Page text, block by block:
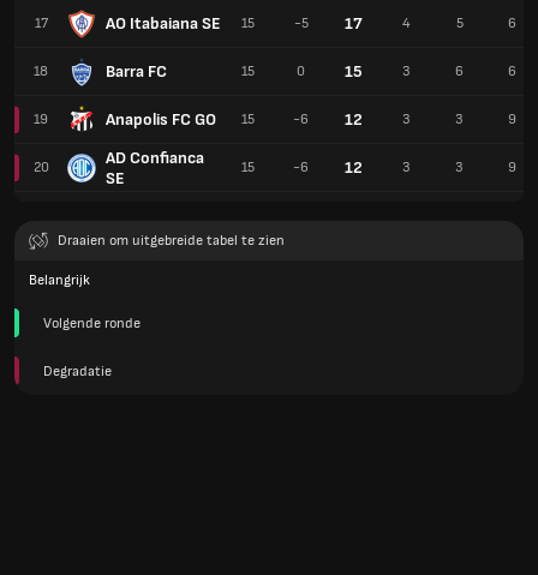
17 AO Itabaiana SE
18 Barra FC
19 Anapolis FC GO
20
AD Confianca
SE
15 -5 17 4 5 6
15 0 15 3 6 6
15 -6 12 3 3 9
15 -6 12 3 3 9
Draaien om uitgebreide tabel te zien
Belangrijk
Volgende ronde
Degradatie